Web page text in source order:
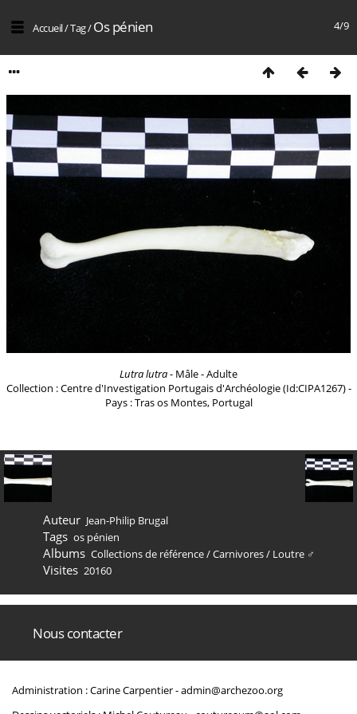
4/9
Accueil/Tag/Os pénien
Lutra lutra- Mâle - Adulte
Collection : Centre d'Investigation Portugais d'Archéologie (Id:CIPA1267) -
Pays : Tras os Montes, Portugal
Auteur Jean-Philip Brugal
Tags os pénien
Albums Collections de référence/Carnivores/ Loutre ♂
Visites 20160
Nous contacter
Administration : Carine Carpentier -admin@archezoo.org